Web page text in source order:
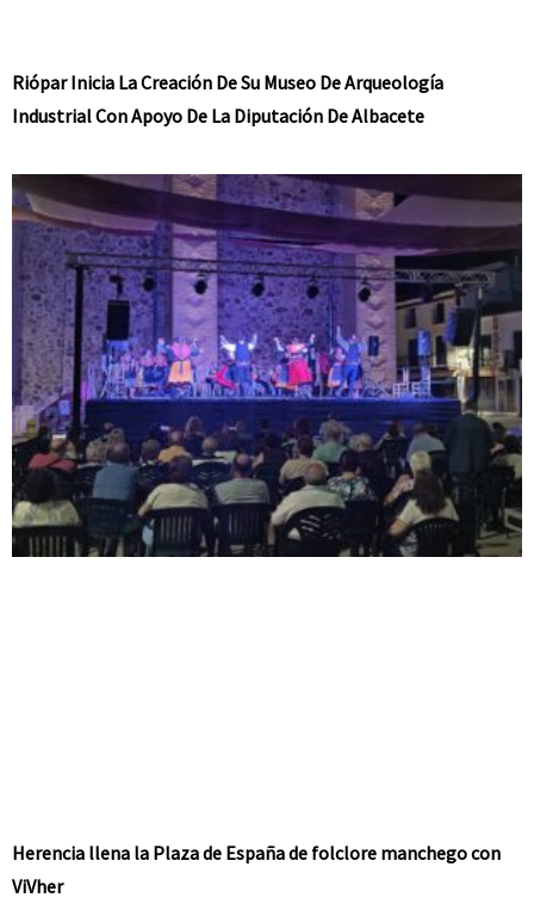
Riópar Inicia La Creación De Su Museo De Arqueología
Industrial Con Apoyo De La Diputación De Albacete
Herencia llena la Plaza de España de folclore manchego con
ViVher